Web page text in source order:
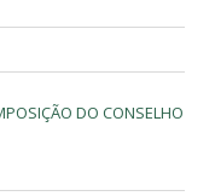
DO CONSELHO